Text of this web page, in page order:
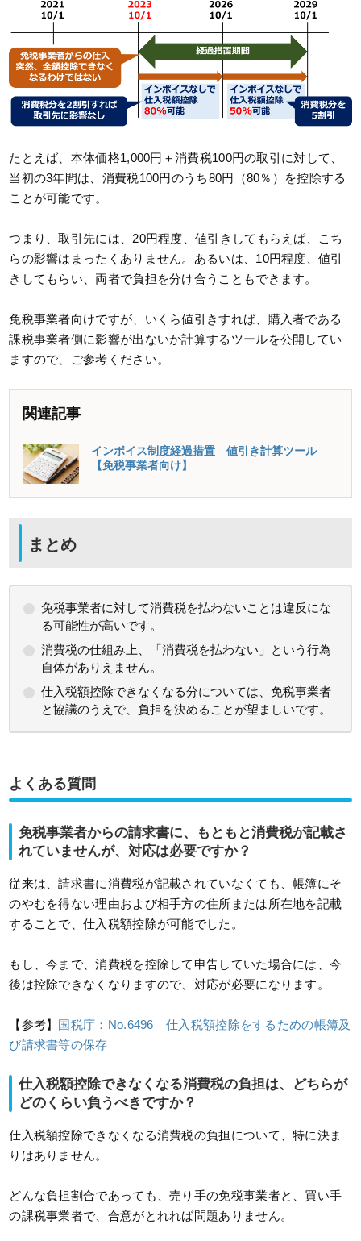
たとえば、本体価格1,000円＋消費税100円の取引に対して、
当初の3年間は、消費税100円のうち80円（80％）を控除する
ことが可能です。
つまり、取引先には、20円程度、値引きしてもらえば、こち
らの影響はまったくありません。あるいは、10円程度、値引
きしてもらい、両者で負担を分け合うこともできます。
免税事業者向けですが、いくら値引きすれば、購入者である
課税事業者側に影響が出ないか計算するツールを公開してい
ますので、ご参考ください。
関連記事
インボイス制度経過措置 値引き計算ツール
【免税事業者向け】
まとめ
免税事業者に対して消費税を払わないことは違反にな
る可能性が高いです。
消費税の仕組み上、「消費税を払わない」という行為
自体がありえません。
仕入税額控除できなくなる分については、免税事業者
と協議のうえで、負担を決めることが望ましいです。
よくある質問
免税事業者からの請求書に、もともと消費税が記載さ
れていませんが、対応は必要ですか？
従来は、請求書に消費税が記載されていなくても、帳簿にそ
のやむを得ない理由および相手方の住所または所在地を記載
することで、仕入税額控除が可能でした。
もし、今まで、消費税を控除して申告していた場合には、今
後は控除できなくなりますので、対応が必要になります。
【参考】 国税庁：No.6496 仕入税額控除をするための帳簿及
び請求書等の保存
仕入税額控除できなくなる消費税の負担は、どちらが
どのくらい負うべきですか？
仕入税額控除できなくなる消費税の負担について、特に決ま
りはありません。
どんな負担割合であっても、売り手の免税事業者と、買い手
の課税事業者で、合意がとれれば問題ありません。